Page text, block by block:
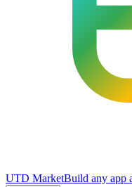
UTD MarketBuild any app